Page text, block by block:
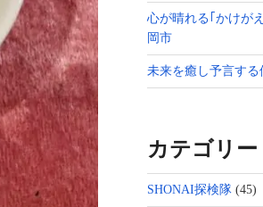
心が晴れる｢かけが
岡市
未来を癒し予言す
カテゴリー
SHONAI探検隊(45)